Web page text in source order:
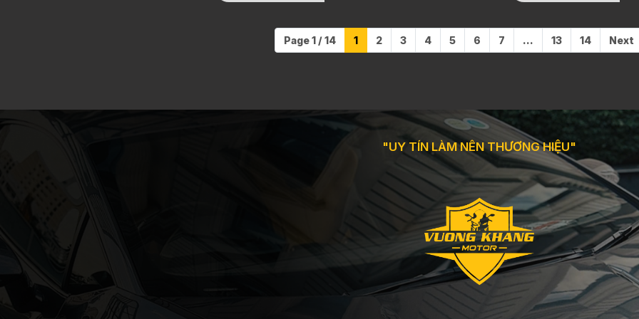
Page 1 / 14 1 2 3 4 5 6 7 ... 13 14 Next
"UY TÍN LÀM NÊN THƯƠNG HIỆU"